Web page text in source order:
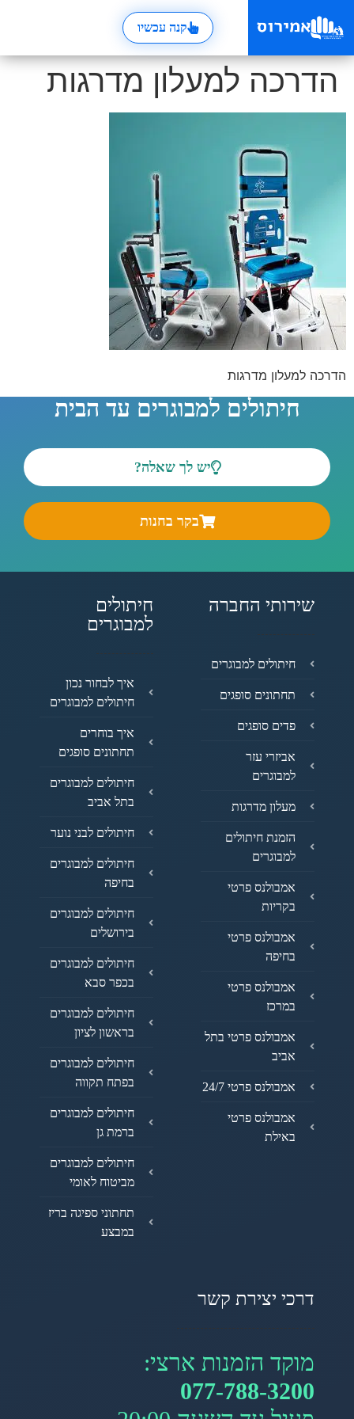
קנה עכשיו
הדרכה למעלון מדרגות
הדרכה למעלון מדרגות
חיתולים למבוגרים עד הבית
יש לך שאלה?
בקר בחנות
שירותי החברה
חיתולים למבוגרים
תחתונים סופגים
פדים סופגים
אביזרי עזר
למבוגרים
מעלון מדרגות
הזמנת חיתולים
למבוגרים
אמבולנס פרטי
בקריות
אמבולנס פרטי
בחיפה
אמבולנס פרטי
במרכז
אמבולנס פרטי בתל
אביב
אמבולנס פרטי 24/7
אמבולנס פרטי
באילת
חיתולים
למבוגרים
איך לבחור נכון
חיתולים למבוגרים
איך בוחרים
תחתונים סופגים
חיתולים למבוגרים
בתל אביב
חיתולים לבני נוער
חיתולים למבוגרים
בחיפה
חיתולים למבוגרים
בירושלים
חיתולים למבוגרים
בכפר סבא
חיתולים למבוגרים
בראשון לציון
חיתולים למבוגרים
בפתח תקווה
חיתולים למבוגרים
ברמת גן
חיתולים למבוגרים
מביטוח לאומי
תחתוני ספיגה בריז
במבצע
דרכי יצירת קשר
מוקד הזמנות ארצי:
077-788-3200